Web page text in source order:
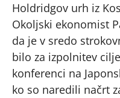
Holdridgov urh iz
Okoljski ekonomist
da je v sredo
bilo za izpolnitev
konferenci na
ko so naredili načrt